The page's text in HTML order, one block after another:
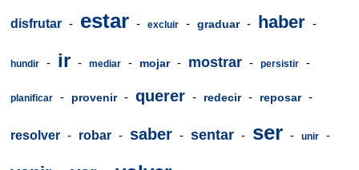
disfrutar - estar - excluir - graduar - haber -
hundir - ir - mediar - mojar - mostrar - persistir -
planificar - provenir - querer - redecir - reposar -
resolver - robar - saber - sentar - ser - unir -